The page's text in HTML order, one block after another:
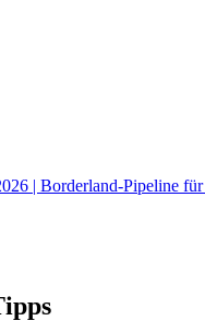
| Borderland-Pipeline